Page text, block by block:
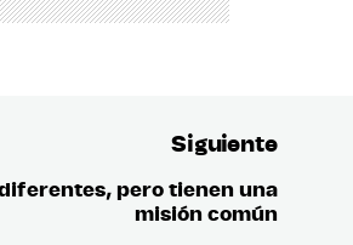
Siguiente
Entrada
pero tienen una
misión común